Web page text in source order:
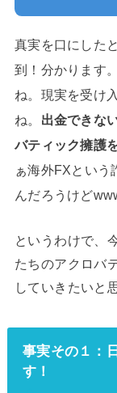
真実を口にした
到！分かります
ね。現実を受け
ね。 出金できな
バティック擁護
ぁ海外FXという
んだろうけど
というわけで、
たちのアクロバ
していきたいと
事実その１：
す！